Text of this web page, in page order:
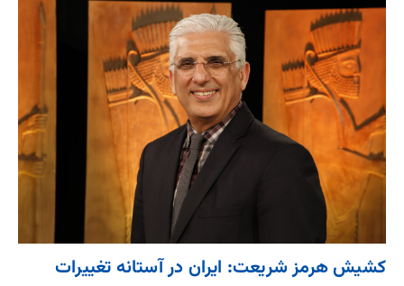
کشیش هرمز شریعت: ایران در آستانه تغییرات